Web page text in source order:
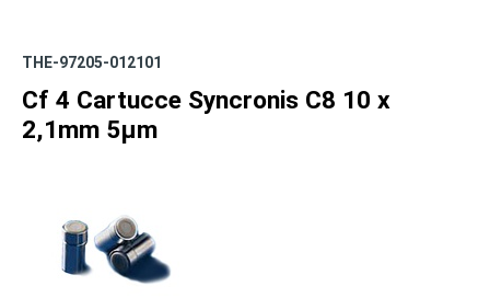
THE-97205-012101
Cf 4 Cartucce Syncronis C8 10 x
2,1mm 5µm